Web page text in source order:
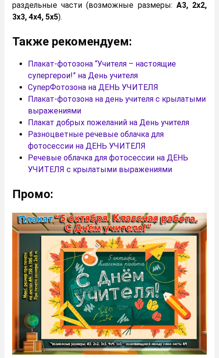
раздельные части (возможные размеры: А3, 2х2,
3х3, 4х4, 5х5).
Также рекомендуем:
Плакат-фотозона “Учителя – настоящие
супергерои!” на День учителя
СуперФотозона на ДЕНЬ УЧИТЕЛЯ
Плакат-фотозона на день учителя с крылатыми
выражениями
Плакат добрых пожеланий на День учителя
Разноцветные речевые облачка для
фотосессии на ДЕНЬ УЧИТЕЛЯ
Речевые облачка для фотосессии на ДЕНЬ
УЧИТЕЛЯ с крылатыми выражениями
Промо: